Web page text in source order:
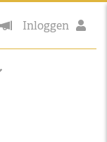
Inloggen